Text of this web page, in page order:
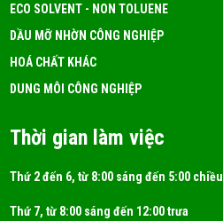
ECO SOLVENT - NON TOLUENE
DẦU MỠ NHỜN CÔNG NGHIỆP
HOÁ CHẤT KHÁC
DUNG MÔI CÔNG NGHIỆP
Thời gian làm việc
Thứ 2 đến 6, từ 8:00 sáng đến 5:00 chiều
Thứ 7, từ 8:00 sáng đến 12:00 trưa